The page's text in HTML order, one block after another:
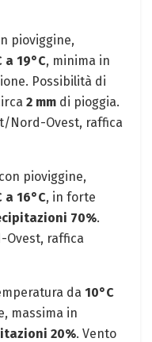
pioviggine,
a 19°C, minima in
Possibilità di
2 mm di pioggia.
Nord-Ovest, raffica
pioviggine,
a 16°C, in forte
70%.
Ovest, raffica
da 10°C
massima in
20%. Vento